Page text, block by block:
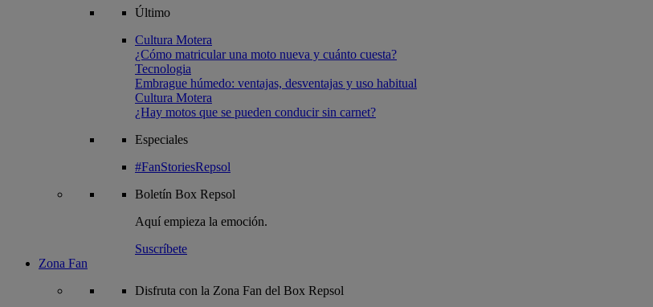
Último
Cultura Motera
¿Cómo matricular una moto nueva y cuánto cuesta?
Tecnologia
Embrague húmedo: ventajas, desventajas y uso habitual
Cultura Motera
¿Hay motos que se pueden conducir sin carnet?
Especiales
#FanStoriesRepsol
Boletín Box Repsol
Aquí empieza la emoción.
Suscríbete
Zona Fan
Disfruta con la Zona Fan del Box Repsol